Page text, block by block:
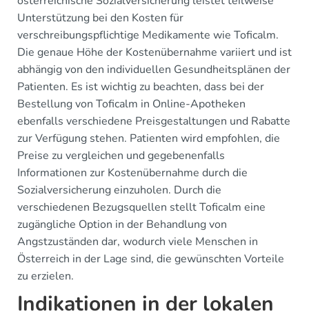
Unterstützung bei den Kosten für
verschreibungspflichtige Medikamente wie Toficalm.
Die genaue Höhe der Kostenübernahme variiert und ist
abhängig von den individuellen Gesundheitsplänen der
Patienten. Es ist wichtig zu beachten, dass bei der
Bestellung von Toficalm in Online-Apotheken
ebenfalls verschiedene Preisgestaltungen und Rabatte
zur Verfügung stehen. Patienten wird empfohlen, die
Preise zu vergleichen und gegebenenfalls
Informationen zur Kostenübernahme durch die
Sozialversicherung einzuholen. Durch die
verschiedenen Bezugsquellen stellt Toficalm eine
zugängliche Option in der Behandlung von
Angstzuständen dar, wodurch viele Menschen in
Österreich in der Lage sind, die gewünschten Vorteile
zu erzielen.
Indikationen in der lokalen